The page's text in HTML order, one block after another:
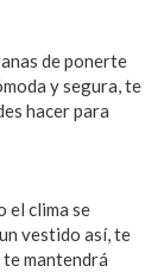
de ponerte
y segura, te
hacer para
el clima se
vestido así, te
te mantendrá